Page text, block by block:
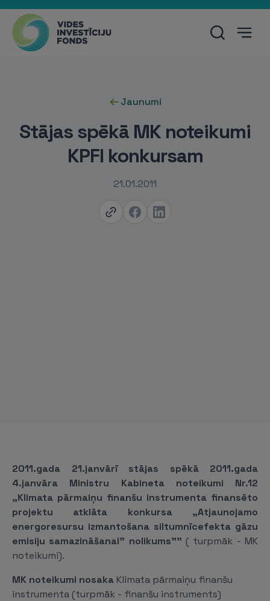
Jaunumi
Stājas spēkā MK noteikumi
KPFI konkursam
21.01.2011
2011.gada 21.janvārī stājas spēkā 2011.gada
4.janvāra Ministru Kabineta noteikumi Nr.12
„Klimata pārmaiņu finanšu instrumenta finansēto
projektu atklāta konkursa „Atjaunojamo
energoresursu izmantošana siltumnīcefekta gāzu
emisiju samazināšanai" nolikums"" ( turpmāk - MK
noteikumi).
MK noteikumi nosaka Klimata pārmaiņu finanšu
instrumenta (turpmāk - finanšu instruments)